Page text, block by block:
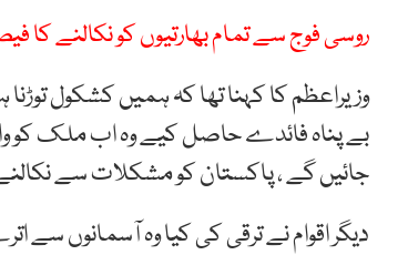
روسی فوج سے تمام بھارتیوں کو نکالنے کا
وزیراعظم کا کہنا تھا کہ ہمیں کشکول
بے پناہ فائدے حاصل کیے وہ اب ملک کو
جائیں گے ، پاکستان کو مشکلات سے
دیگر اقوام نے ترقی کی کیا وہ آسمانوں سے